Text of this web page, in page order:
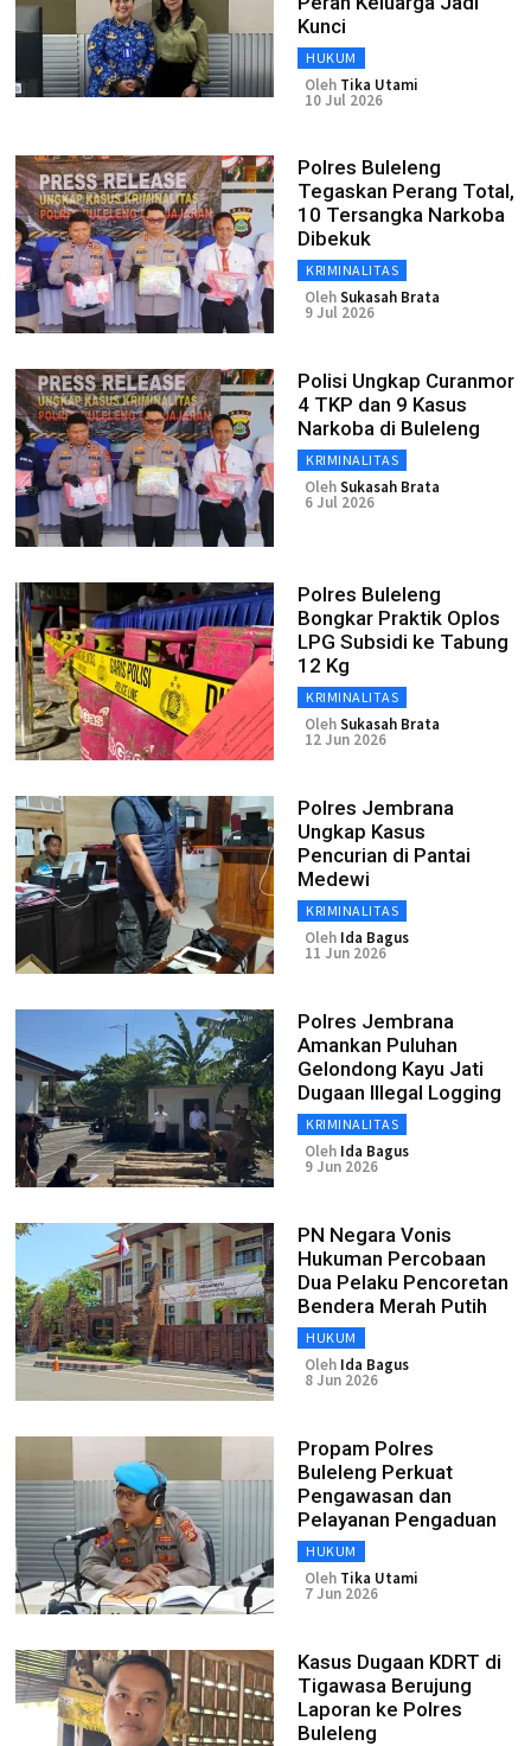
Kunci
HUKUM
Oleh Tika Utami
10 Jul 2026
Polres Buleleng
Tegaskan Perang Total,
10 Tersangka Narkoba
Dibekuk
KRIMINALITAS
OlehSukasah Brata
9 Jul 2026
Polisi Ungkap Curanmor
4 TKP dan 9 Kasus
Narkoba di Buleleng
KRIMINALITAS
OlehSukasah Brata
6 Jul 2026
Polres Buleleng
Bongkar Praktik Oplos
LPG Subsidi ke Tabung
12 Kg
KRIMINALITAS
OlehSukasah Brata
12 Jun 2026
Polres Jembrana
Ungkap Kasus
Pencurian di Pantai
Medewi
KRIMINALITAS
Oleh Ida Bagus
11 Jun 2026
Polres Jembrana
Amankan Puluhan
Gelondong Kayu Jati
Dugaan Illegal Logging
KRIMINALITAS
Oleh Ida Bagus
9 Jun 2026
PN Negara Vonis
Hukuman Percobaan
Dua Pelaku Pencoretan
Bendera Merah Putih
HUKUM
Oleh Ida Bagus
8 Jun 2026
Propam Polres
Buleleng Perkuat
Pengawasan dan
Pelayanan Pengaduan
HUKUM
Oleh Tika Utami
7 Jun 2026
Kasus Dugaan KDRT di
Tigawasa Berujung
Laporan ke Polres
Buleleng